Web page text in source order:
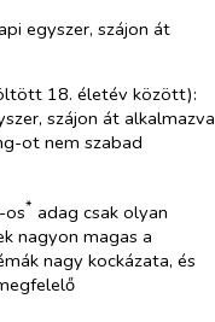
egyszer, szájon át
18. életév között):
szájon át alkalmazva
ot nem szabad
os* adag csak olyan
nagyon magas a
nagy kockázata, és